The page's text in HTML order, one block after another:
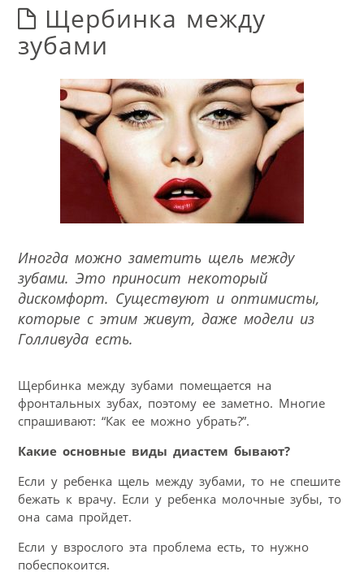
Щербинка между
зубами
Иногда можно заметить щель между
зубами. Это приносит некоторый
дискомфорт. Существуют и оптимисты,
которые с этим живут, даже модели из
Голливуда есть.
Щербинка между зубами помещается на
фронтальных зубах, поэтому ее заметно. Многие
спрашивают: “Как ее можно убрать?”.
Какие основные виды диастем бывают?
Если у ребенка щель между зубами, то не спешите
бежать к врачу. Если у ребенка молочные зубы, то
она сама пройдет.
Если у взрослого эта проблема есть, то нужно
побеспокоится.